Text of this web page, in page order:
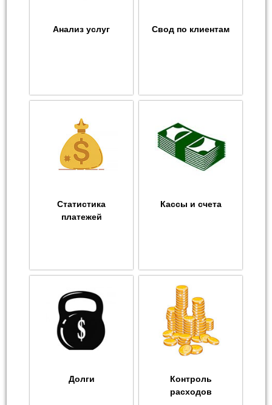
Анализ услуг Свод по клиентам
Статистика
платежей
Кассы и счета
Долги
Контроль
расходов